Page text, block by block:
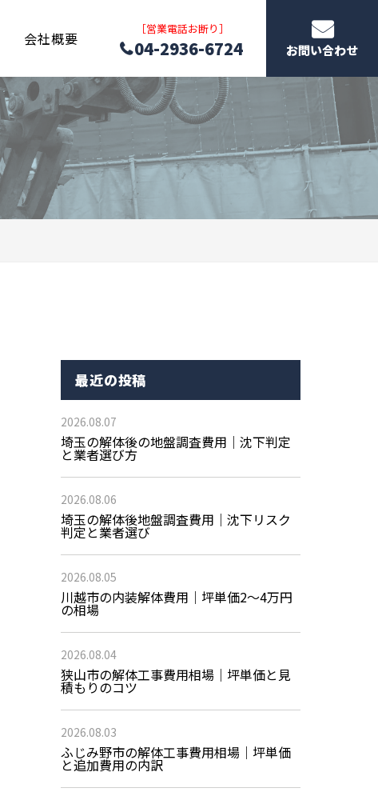
会社概要 ［営業電話お断り］
04-2936-6724 お問い合わせ
最近の投稿
2026.08.07
埼玉の解体後の地盤調査費用｜沈下判定
と業者選び方
2026.08.06
埼玉の解体後地盤調査費用｜沈下リスク
判定と業者選び
2026.08.05
川越市の内装解体費用｜坪単価2〜4万円
の相場
2026.08.04
狭山市の解体工事費用相場｜坪単価と見
積もりのコツ
2026.08.03
ふじみ野市の解体工事費用相場｜坪単価
と追加費用の内訳